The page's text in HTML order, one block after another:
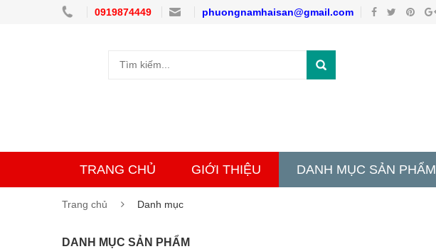
0919874449 phuongnamhaisan@gmail.com
TRANG CHỦ GIỚI THIỆU DANH MỤC SẢN PHẨM
Trang chủ Danh mục
DANH MỤC SẢN PHẨM